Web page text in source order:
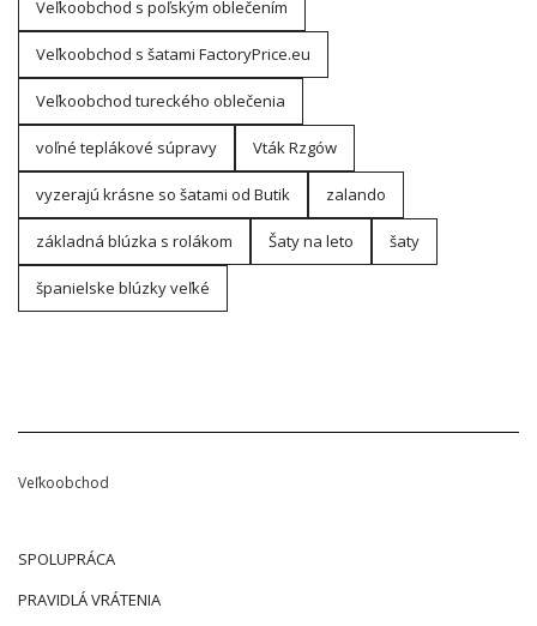
Veľkoobchod s poľským oblečením
Veľkoobchod s šatami FactoryPrice.eu
Veľkoobchod tureckého oblečenia
voľné teplákové súpravy Vták Rzgów
vyzerajú krásne so šatami od Butik zalando
základná blúzka s rolákom Šaty na leto šaty
španielske blúzky veľké
Veľkoobchod
SPOLUPRÁCA
PRAVIDLÁ VRÁTENIA